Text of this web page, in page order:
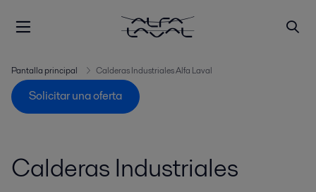
Pantalla principal Calderas Industriales Alfa Laval
Solicitar una oferta
Calderas Industriales